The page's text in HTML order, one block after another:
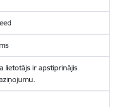
lietotājs ir apstiprinājis